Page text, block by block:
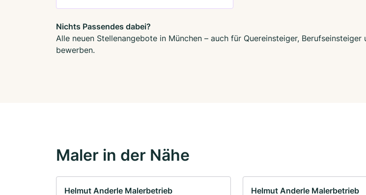
Nichts Passendes dabei?
Alle neuen Stellenangebote in München – auch für Quereinsteiger,
bewerben.
Maler in der Nähe
Helmut Anderle Malerbetrieb Helmut Anderle Malerbetrieb